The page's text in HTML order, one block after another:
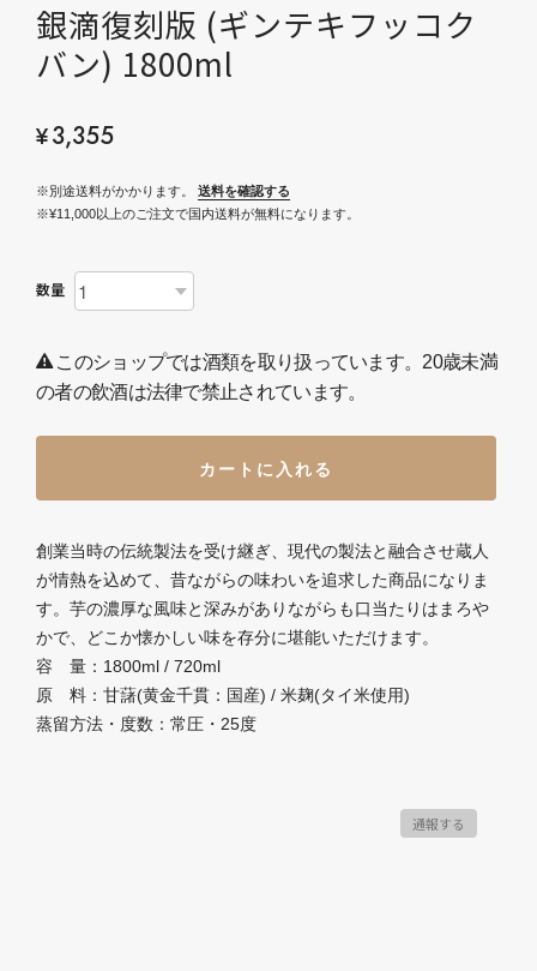
銀滴復刻版 (ギンテキフッコク
バン) 1800ml
¥3,355
※別途送料がかかります。
送料を確認する
※¥11,000以上のご注文で国内送料が無料になります。
数量
このショップでは酒類を取り扱っています。20歳未満
の者の飲酒は法律で禁止されています。
カートに入れる
創業当時の伝統製法を受け継ぎ、現代の製法と融合させ蔵人
が情熱を込めて、昔ながらの味わいを追求した商品になりま
す。芋の濃厚な風味と深みがありながらも口当たりはまろや
かで、どこか懐かしい味を存分に堪能いただけます。
容 量：1800ml / 720ml
原 料：甘藷(黄金千貫：国産) / 米麹(タイ米使用)
蒸留方法・度数：常圧・25度
通報する